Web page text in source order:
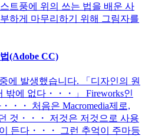
트풍에 위의 쓰는 법을 배운 사
하게 마무리하기 위해 그림자를
(Adobe CC)
에 발생했습니다. 「디자인의 원
밖에 없다・・・」 Fireworks인
・・ 처음은 Macromedia제로,
것・・・ 저것은 저것으로 사용
든다・・・ 그런 추억이 주마등